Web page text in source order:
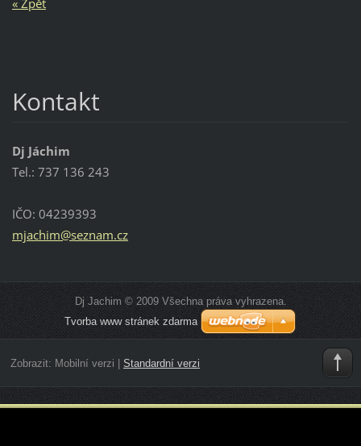
« Zpět
Kontakt
Dj Jáchim
Tel.: 737 136 243
IČO: 04239393
mjachim@seznam.cz
Dj Jachim © 2009 Všechna práva vyhrazena.
Tvorba www stránek zdarma
Zobrazit: Mobilní verzi Standardní verzi